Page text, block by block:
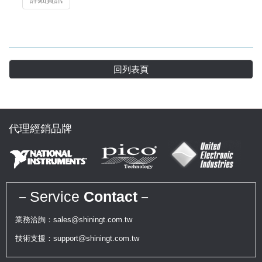
回列表頁
代理經銷品牌
－Service Contact －
業務洽詢：sales@shiningt.com.tw
技術支援：support@shiningt.com.tw